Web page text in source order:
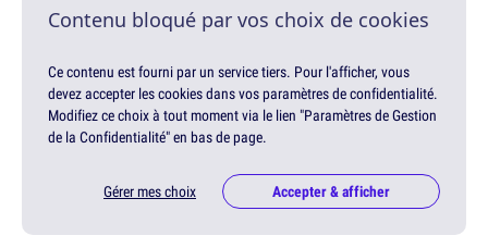
Contenu bloqué par vos choix de cookies
Ce contenu est fourni par un service tiers. Pour l'afficher, vous
devez accepter les cookies dans vos paramètres de confidentialité.
Modifiez ce choix à tout moment via le lien "Paramètres de Gestion
de la Confidentialité" en bas de page.
Gérer mes choix Accepter & afficher